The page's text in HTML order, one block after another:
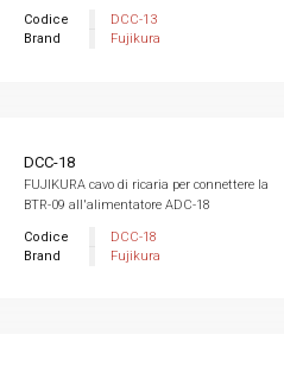
Codice
DCC-13
Brand
Fujikura
DCC-18
FUJIKURA cavo di ricaria per connettere la
BTR-09 all'alimentatore ADC-18
Codice
DCC-18
Brand
Fujikura